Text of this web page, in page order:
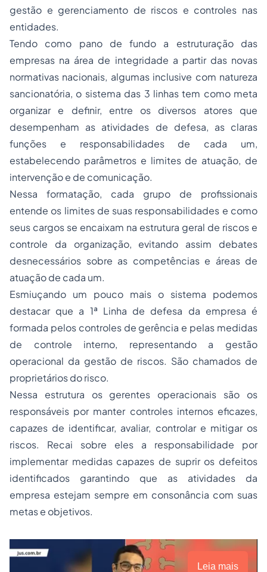
gestão e gerenciamento de riscos e controles nas
entidades.
Tendo como pano de fundo a estruturação das
empresas na área de integridade a partir das novas
normativas nacionais, algumas inclusive com natureza
sancionatória, o sistema das 3 linhas tem como meta
organizar e definir, entre os diversos atores que
desempenham as atividades de defesa, as claras
funções e responsabilidades de cada um,
estabelecendo parâmetros e limites de atuação, de
intervenção e de comunicação.
Nessa formatação, cada grupo de profissionais
entende os limites de suas responsabilidades e como
seus cargos se encaixam na estrutura geral de riscos e
controle da organização, evitando assim debates
desnecessários sobre as competências e áreas de
atuação de cada um.
Esmiuçando um pouco mais o sistema podemos
destacar que a 1ª Linha de defesa da empresa é
formada pelos controles de gerência e pelas medidas
de controle interno, representando a gestão
operacional da gestão de riscos. São chamados de
proprietários do risco.
Nessa estrutura os gerentes operacionais são os
responsáveis por manter controles internos eficazes,
capazes de identificar, avaliar, controlar e mitigar os
riscos. Recai sobre eles a responsabilidade por
implementar medidas capazes de suprir os defeitos
identificados garantindo que as atividades da
empresa estejam sempre em consonância com suas
metas e objetivos.
Leia mais